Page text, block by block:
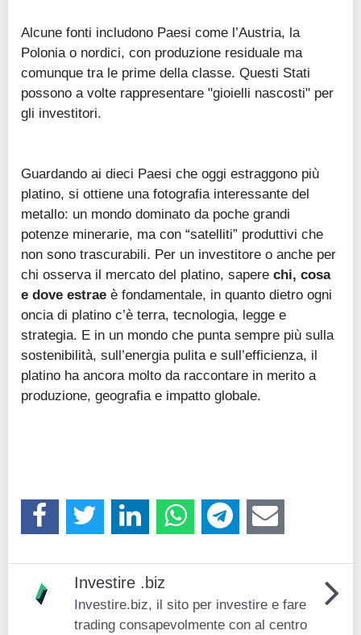
Alcune fonti includono Paesi come l’Austria, la
Polonia o nordici, con produzione residuale ma
comunque tra le prime della classe. Questi Stati
possono a volte rappresentare "gioielli nascosti" per
gli investitori.
Guardando ai dieci Paesi che oggi estraggono più
platino, si ottiene una fotografia interessante del
metallo: un mondo dominato da poche grandi
potenze minerarie, ma con “satelliti” produttivi che
non sono trascurabili. Per un investitore o anche per
chi osserva il mercato del platino, sapere chi, cosa
e dove estrae è fondamentale, in quanto dietro ogni
oncia di platino c’è terra, tecnologia, legge e
strategia. E in un mondo che punta sempre più sulla
sostenibilità, sull’energia pulita e sull’efficienza, il
platino ha ancora molto da raccontare in merito a
produzione, geografia e impatto globale.
Investire .biz
Investire.biz, il sito per investire e fare
trading consapevolmente con al centro